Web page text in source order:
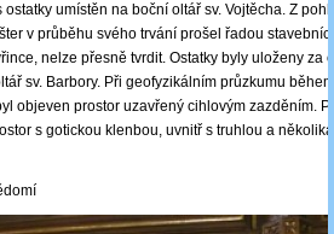
umístěn na boční oltář sv. Vojtěcha. Z
v průběhu svého trvání prošel řadou
nelze přesně tvrdit. Ostatky byly uloženy za
sv. Barbory. Při geofyzikálním průzkumu
objeven prostor uzavřený cihlovým zazděním.
s gotickou klenbou, uvnitř s truhlou a